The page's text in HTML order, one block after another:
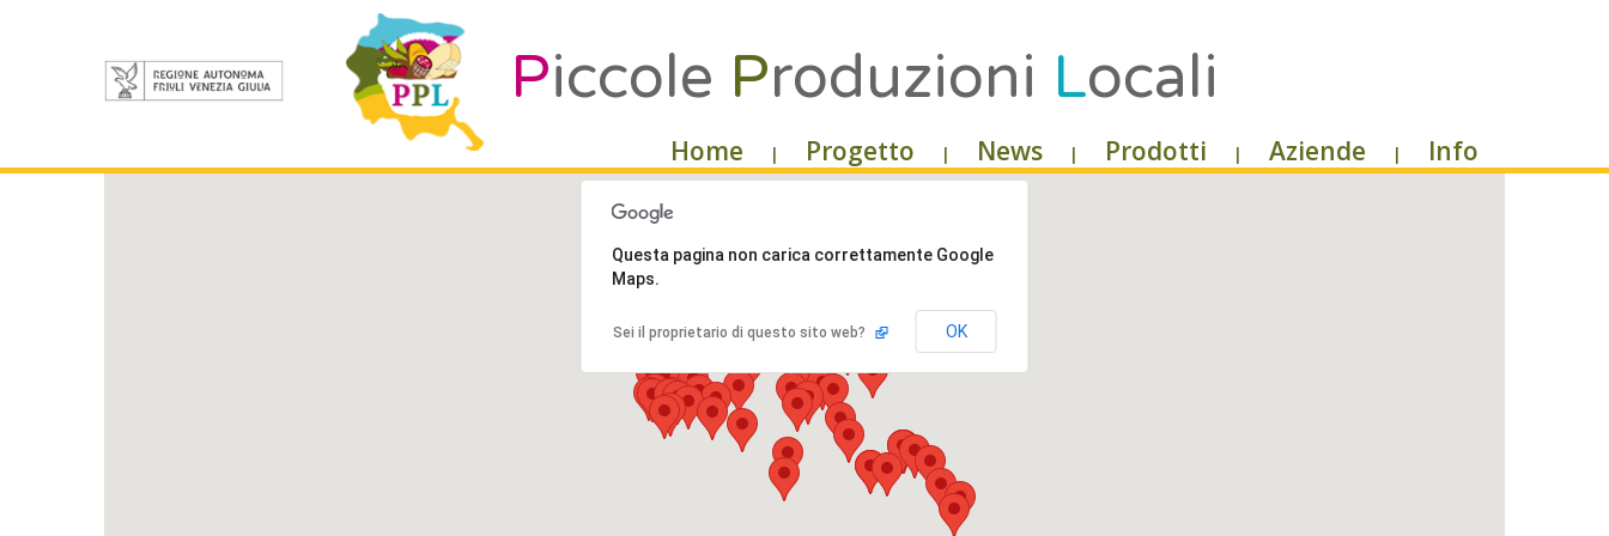
Piccole Produzioni Locali
Home | Progetto | News | Prodotti | Aziende | Info
Questa pagina non carica correttamente Google
Maps.
Sei il proprietario di questo sito web? OK